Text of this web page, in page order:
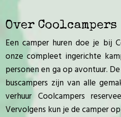
Over Coolcampers
Een camper huren doe je bij
onze compleet ingerichte
personen en ga op avontuur.
buscampers zijn van alle
verhuur Coolcampers
Vervolgens kun je de camper